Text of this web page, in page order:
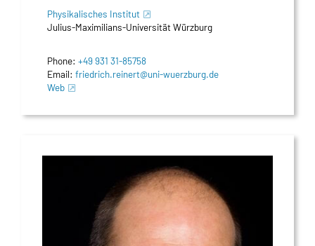
Physikalisches Institut
Julius-Maximilians-Universität Würzburg
Phone: +49 931 31-85758
Email: friedrich.reinert@uni-wuerzburg.de
Web